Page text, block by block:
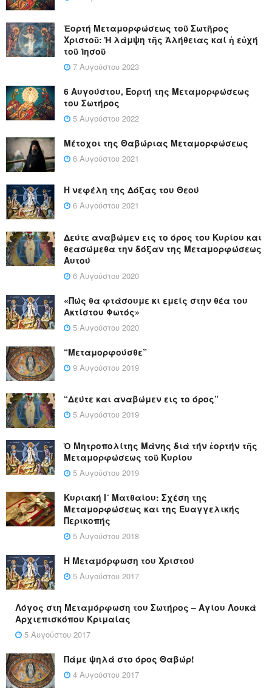
Ἑορτή Μεταμορφώσεως τοῦ Σωτῆρος
Χριστοῦ: Ἡ λάμψη τῆς Ἀλήθειας καί ἡ εὐχή
τοῦ Ἰησοῦ
7 Αυγούστου 2023
6 Αυγούστου, Εορτή της Μεταμορφώσεως
του Σωτήρος
5 Αυγούστου 2022
Μέτοχοι της Θαβώριας Μεταμορφώσεως
6 Αυγούστου 2021
Η νεφέλη της Δόξας του Θεού
6 Αυγούστου 2021
Δεύτε αναβώμεν εις το όρος του Κυρίου και
θεασώμεθα την δόξαν της Μεταμορφώσεως
Αυτού
6 Αυγούστου 2020
«Πώς θα φτάσουμε κι εμείς στην θέα του
Ακτίστου Φωτός»
5 Αυγούστου 2020
“Μεταμορφούσθε”
9 Αυγούστου 2019
“Δεύτε και αναβώμεν εις το όρος”
5 Αυγούστου 2019
Ὁ Μητροπολίτης Μάνης διά τήν ἑορτήν τῆς
Μεταμορφώσεως τοῦ Κυρίου
5 Αυγούστου 2019
Κυριακή Ι´ Ματθαίου: Σχέση της
Μεταμορφώσεως και της Ευαγγελικής
Περικοπής
5 Αυγούστου 2018
Η Μεταμόρφωση του Χριστού
5 Αυγούστου 2017
Λόγος στη Μεταμόρφωση του Σωτήρος – Αγίου Λουκά
Αρχιεπισκόπου Κριμαίας
5 Αυγούστου 2017
Πάμε ψηλά στο όρος Θαβώρ!
4 Αυγούστου 2017